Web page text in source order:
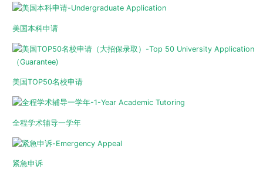
美国本科申请
美国TOP50名校申请
全程学术辅导一学年
紧急申诉